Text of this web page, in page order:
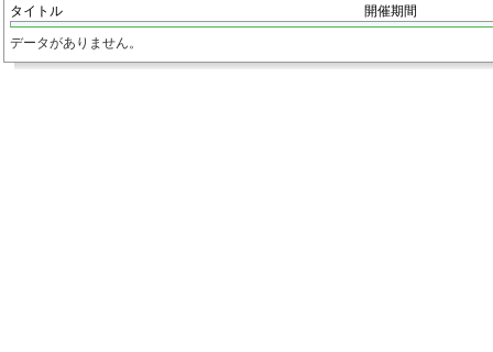
タイトル
開催期間
データがありません。